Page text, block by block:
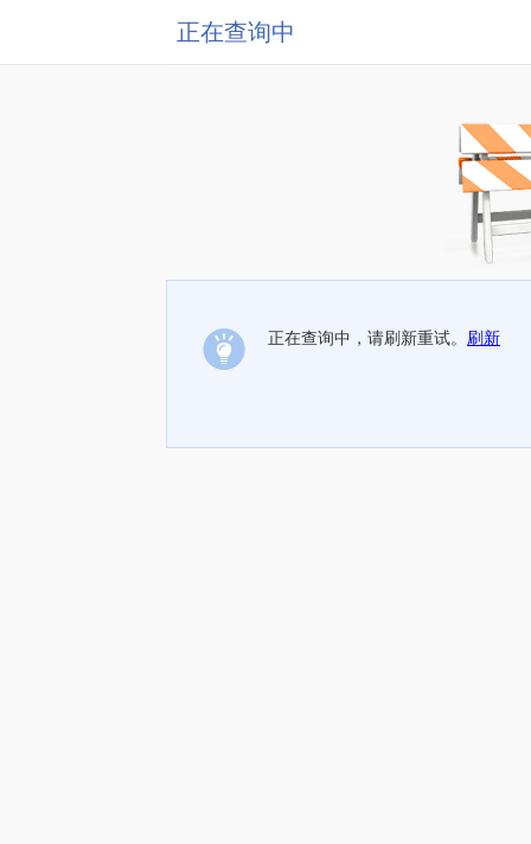
正在查询中
正在查询中，请刷新重试。 刷新